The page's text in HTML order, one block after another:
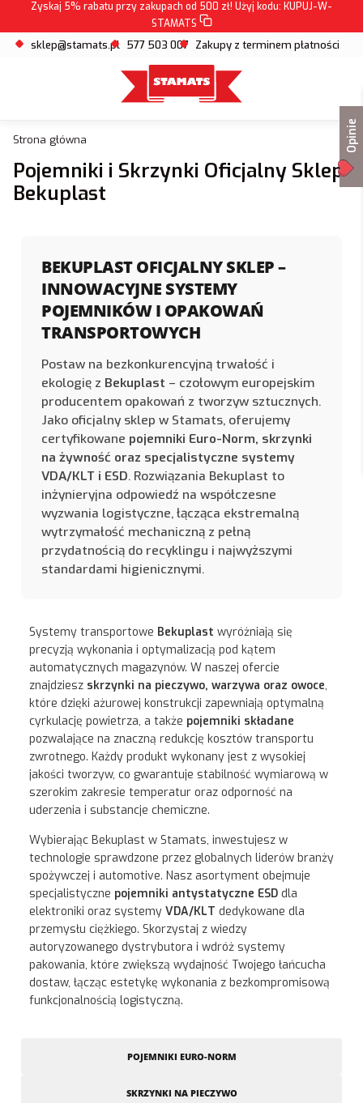
Zyskaj 5% rabatu przy zakupach od 500 zł! Użyj kodu: KUPUJ-W-
STAMATS
sklep@stamats.pl 577 503 007 Zakupy z terminem płatności
Strona główna
Pojemniki i Skrzynki Oficjalny Sklep
Bekuplast
BEKUPLAST OFICJALNY SKLEP –
INNOWACYJNE SYSTEMY
POJEMNIKÓW I OPAKOWAŃ
TRANSPORTOWYCH
Postaw na bezkonkurencyjną trwałość i
ekologię z Bekuplast – czołowym europejskim
producentem opakowań z tworzyw sztucznych.
Jako oficjalny sklep w Stamats, oferujemy
certyfikowane pojemniki Euro-Norm, skrzynki
na żywność oraz specjalistyczne systemy
VDA/KLT i ESD. Rozwiązania Bekuplast to
inżynieryjna odpowiedź na współczesne
wyzwania logistyczne, łącząca ekstremalną
wytrzymałość mechaniczną z pełną
przydatnością do recyklingu i najwyższymi
standardami higienicznymi.
Systemy transportowe Bekuplast wyróżniają się
precyzją wykonania i optymalizacją pod kątem
automatycznych magazynów. W naszej ofercie
znajdziesz skrzynki na pieczywo, warzywa oraz owoce,
które dzięki ażurowej konstrukcji zapewniają optymalną
cyrkulację powietrza, a także pojemniki składane
pozwalające na znaczną redukcję kosztów transportu
zwrotnego. Każdy produkt wykonany jest z wysokiej
jakości tworzyw, co gwarantuje stabilność wymiarową w
szerokim zakresie temperatur oraz odporność na
uderzenia i substancje chemiczne.
Wybierając Bekuplast w Stamats, inwestujesz w
technologie sprawdzone przez globalnych liderów branży
spożywczej i automotive. Nasz asortyment obejmuje
specjalistyczne pojemniki antystatyczne ESD dla
elektroniki oraz systemy VDA/KLT dedykowane dla
przemysłu ciężkiego. Skorzystaj z wiedzy
autoryzowanego dystrybutora i wdróż systemy
pakowania, które zwiększą wydajność Twojego łańcucha
dostaw, łącząc estetykę wykonania z bezkompromisową
funkcjonalnością logistyczną.
POJEMNIKI EURO-NORM
SKRZYNKI NA PIECZYWO
Opinie